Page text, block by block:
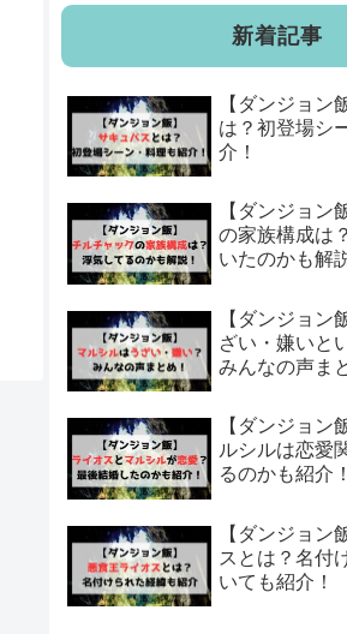
新着記事
【ダンジョン
は？初登場シ
介！
【ダンジョン
の家族構成は
いたのかも解
【ダンジョン
ざい・嫌いと
みんなの声ま
【ダンジョン
ルシルは恋愛
るのかも紹介！
【ダンジョン
スとは？名付
いても紹介！